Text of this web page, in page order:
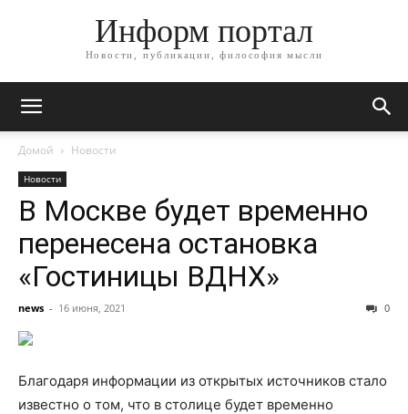
Информ портал
Новости, публикации, философия мысли
Домой Новости
Новости
В Москве будет временно
перенесена остановка
«Гостиницы ВДНХ»
news - 16 июня, 2021 0
Благодаря информации из открытых источников стало
известно о том, что в столице будет временно